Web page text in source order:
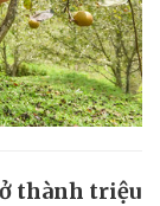
thành triệu